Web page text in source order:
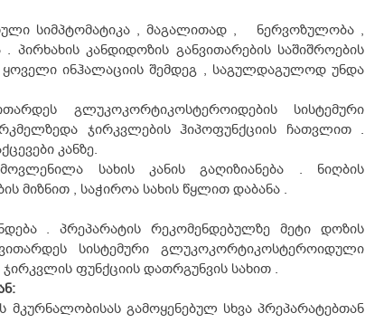
სიმპტომატიკა , მაგალითად , ნერვოზულობა ,
კანდიდოზის განვითარების საშიშროების
ყოველი ინჰალაციის შემდეგ , საგულდაგულოდ უნდა
გლუკოკორტიკოსტეროიდების სისტემური
ჯირკვლების ჰიპოფუნქციის ჩათვლით .
კანზე.
სახის კანის გაღიზიანება . ნიღბის
მიზნით , საჭიროა სახის წყლით დაბანა .
. პრეპარატის რეკომენდებულზე მეტი დოზის
სისტემური გლუკოკორტიკოსტეროიდული
ფუნქციის დათრგუნვის სახით .
გამოყენებულ სხვა პრეპარატებთან